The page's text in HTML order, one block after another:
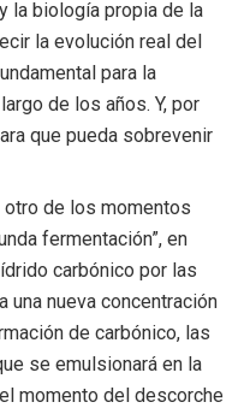
la biología propia de la
la evolución real del
para la
de los años. Y, por
que pueda sobrevenir
otro de los momentos
fermentación”, en
carbónico por las
una nueva concentración
de carbónico, las
se emulsionará en la
momento del descorche